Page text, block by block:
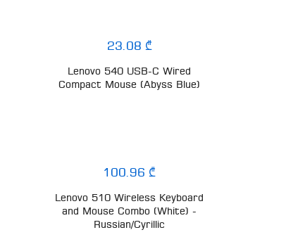
23.08 ₾
Lenovo 540 USB-C Wired
Compact Mouse (Abyss Blue)
100.96 ₾
Lenovo 510 Wireless Keyboard
and Mouse Combo (White) -
Russian/Cyrillic